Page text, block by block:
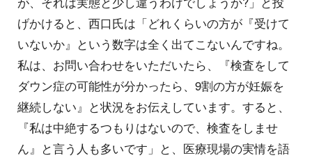
げかけると、西口氏は「どれくらいの方が『受けて
いないか』という数字は全く出てこないんですね。
私は、お問い合わせをいただいたら、『検査をして
ダウン症の可能性が分かったら、9割の方が妊娠を
継続しない』と状況をお伝えしています。すると、
『私は中絶するつもりはないので、検査をしませ
ん』と言う人も多いです」と、医療現場の実情を語